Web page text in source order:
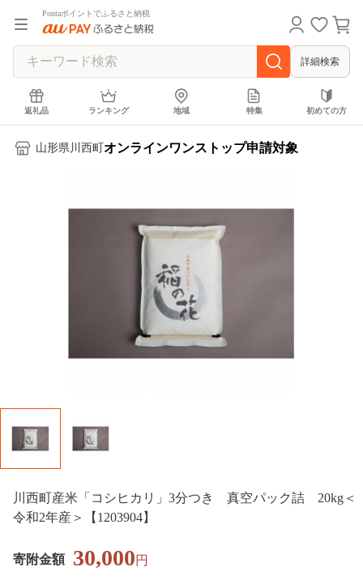
Pontaポイントでふるさと納税
詳細検索
返礼品 ランキング 地域 特集 初めての方
山形県川西町 オンラインワンストップ申請対象
川西町産米「コシヒカリ」3分つき 真空パック詰 20kg＜
令和2年産＞【1203904】
寄附金額 30,000円